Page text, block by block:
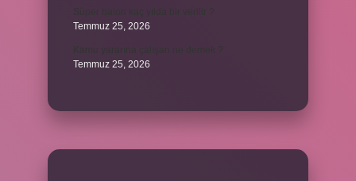
Temmuz 25, 2026
Temmuz 25, 2026